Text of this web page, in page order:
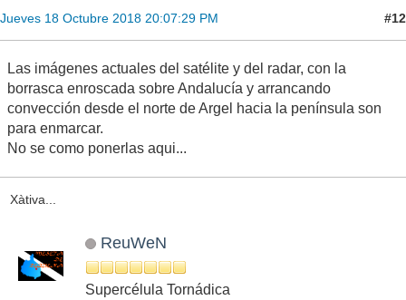
Jueves 18 Octubre 2018 20:07:29 PM #12
Las imágenes actuales del satélite y del radar, con la
borrasca enroscada sobre Andalucía y arrancando
convección desde el norte de Argel hacia la península son
para enmarcar.
No se como ponerlas aqui...
Xàtiva...
ReuWeN
Supercélula Tornádica